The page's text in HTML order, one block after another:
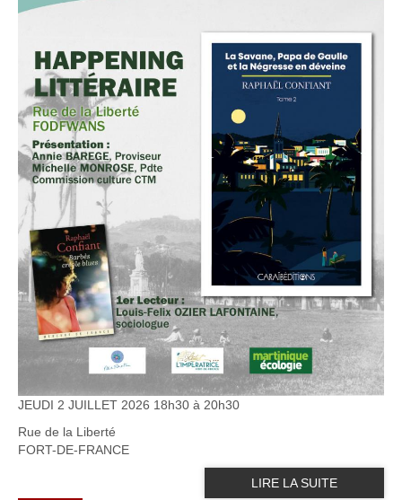
JEUDI 2 JUILLET 2026 18h30 à 20h30
Rue de la Liberté
FORT-DE-FRANCE
LIRE LA SUITE